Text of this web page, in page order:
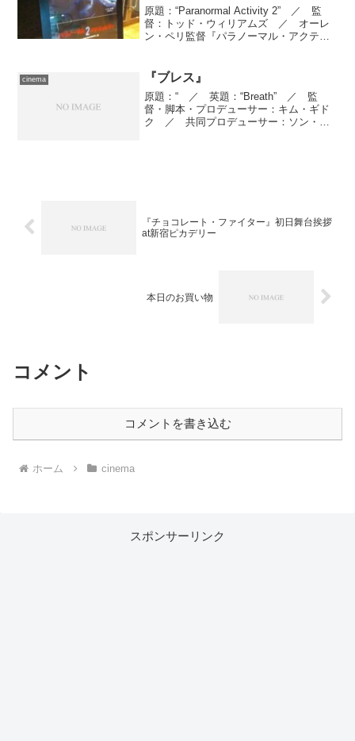
原題：“Paranormal Activity 2” ／ 監
督：トッド・ウィリアムズ ／ オーレ
ン・ペリ監督『パラノーマル・アクティ
Ｒ・ペリー、クリストファー・Ｂ・ラン
ド...
cinema 『ブレス』
原題：“ ／ 英題：“Breath” ／ 監
督・脚本・プロデューサー：キム・ギド
ク ／ 共同プロデューサー：ソン・ミ
『チョコレート・ファイター』初日舞台挨拶
at新宿ピカデリー
本日のお買い物
コメント
コメントを書き込む
ホーム cinema
スポンサーリンク